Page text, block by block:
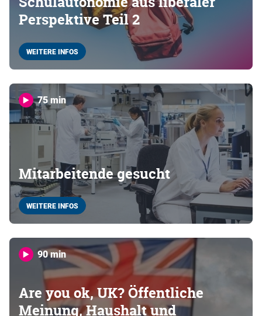
Perspektive Teil 2
WEITERE INFOS
75 min
Mitarbeitende gesucht
WEITERE INFOS
90 min
Are you ok, UK? Öffentliche
Meinung, Haushalt und